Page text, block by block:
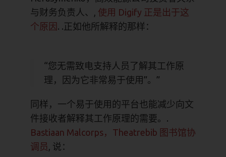
与财务负责人、, 使用 Digify 正是出于这
个原因 . .正如他所解释的那样：
“您无需致电支持人员了解其工作原
理，因为它非常易于使用”。”
同样，一个易于使用的平台也能减少向文
件接收者解释其工作原理的需要。.
Bastiaan Malcorps，Theatrebib 图书馆协
调员 , 说：